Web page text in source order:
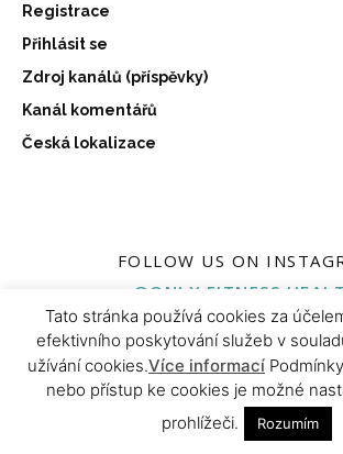
Registrace
Přihlásit se
Zdroj kanálů (příspěvky)
Kanál komentářů
Česká lokalizace
FOLLOW US ON
ABOUT US
Tato stránka používá cookies za
efektivního poskytování služeb v
užívání cookies.Více informací
nebo přístup ke cookies je možné
prohlížeči.
Rozumím